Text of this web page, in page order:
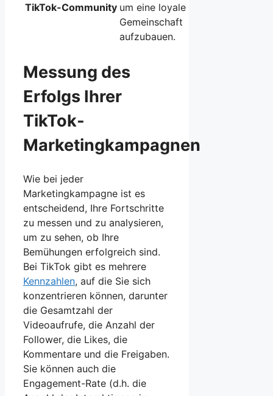
TikTok-Community um eine loyale
Gemeinschaft
aufzubauen.
Messung des
Erfolgs Ihrer
TikTok-
Marketingkampagnen
Wie bei jeder
Marketingkampagne ist es
entscheidend, Ihre Fortschritte
zu messen und zu analysieren,
um zu sehen, ob Ihre
Bemühungen erfolgreich sind.
Bei TikTok gibt es mehrere
Kennzahlen, auf die Sie sich
konzentrieren können, darunter
die Gesamtzahl der
Videoaufrufe, die Anzahl der
Follower, die Likes, die
Kommentare und die Freigaben.
Sie können auch die
Engagement-Rate (d.h. die